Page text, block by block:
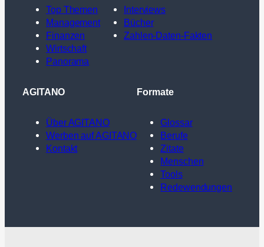
Top Themen
Management
Finanzen
Wirtschaft
Panorama
Interviews
Bücher
Zahlen-Daten-Fakten
AGITANO
Über AGITANO
Werben auf AGITANO
Kontakt
Formate
Glossar
Berufe
Zitate
Menschen
Tools
Redewendungen